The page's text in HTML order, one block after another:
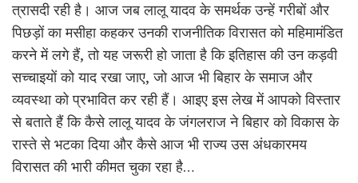
त्रासदी रही है। आज जब लालू यादव के समर्थक उन्हें गरीबों और
पिछड़ों का मसीहा कहकर उनकी राजनीतिक विरासत को महिमामंडित
करने में लगे हैं, तो यह जरूरी हो जाता है कि इतिहास की उन कड़वी
सच्चाइयों को याद रखा जाए, जो आज भी बिहार के समाज और
व्यवस्था को प्रभावित कर रही हैं। आइए इस लेख में आपको विस्तार
से बताते हैं कि कैसे लालू यादव के जंगलराज ने बिहार को विकास के
रास्ते से भटका दिया और कैसे आज भी राज्य उस अंधकारमय
विरासत की भारी कीमत चुका रहा है…